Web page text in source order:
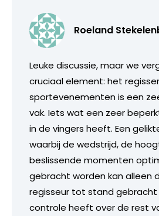
Roeland
Leuke discussie, maar we
cruciaal element: het
sportevenementen is een
vak. Iets wat een zeer
in de vingers heeft. Een
waarbij de wedstrijd, de
beslissende momenten
gebracht worden kan alleen
regisseur tot stand gebracht
controle heeft over de rest